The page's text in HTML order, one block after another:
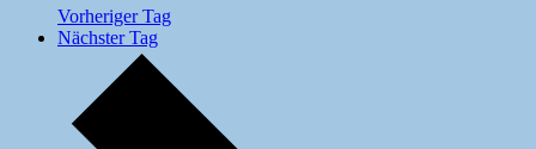
Vorheriger Tag
Nächster Tag